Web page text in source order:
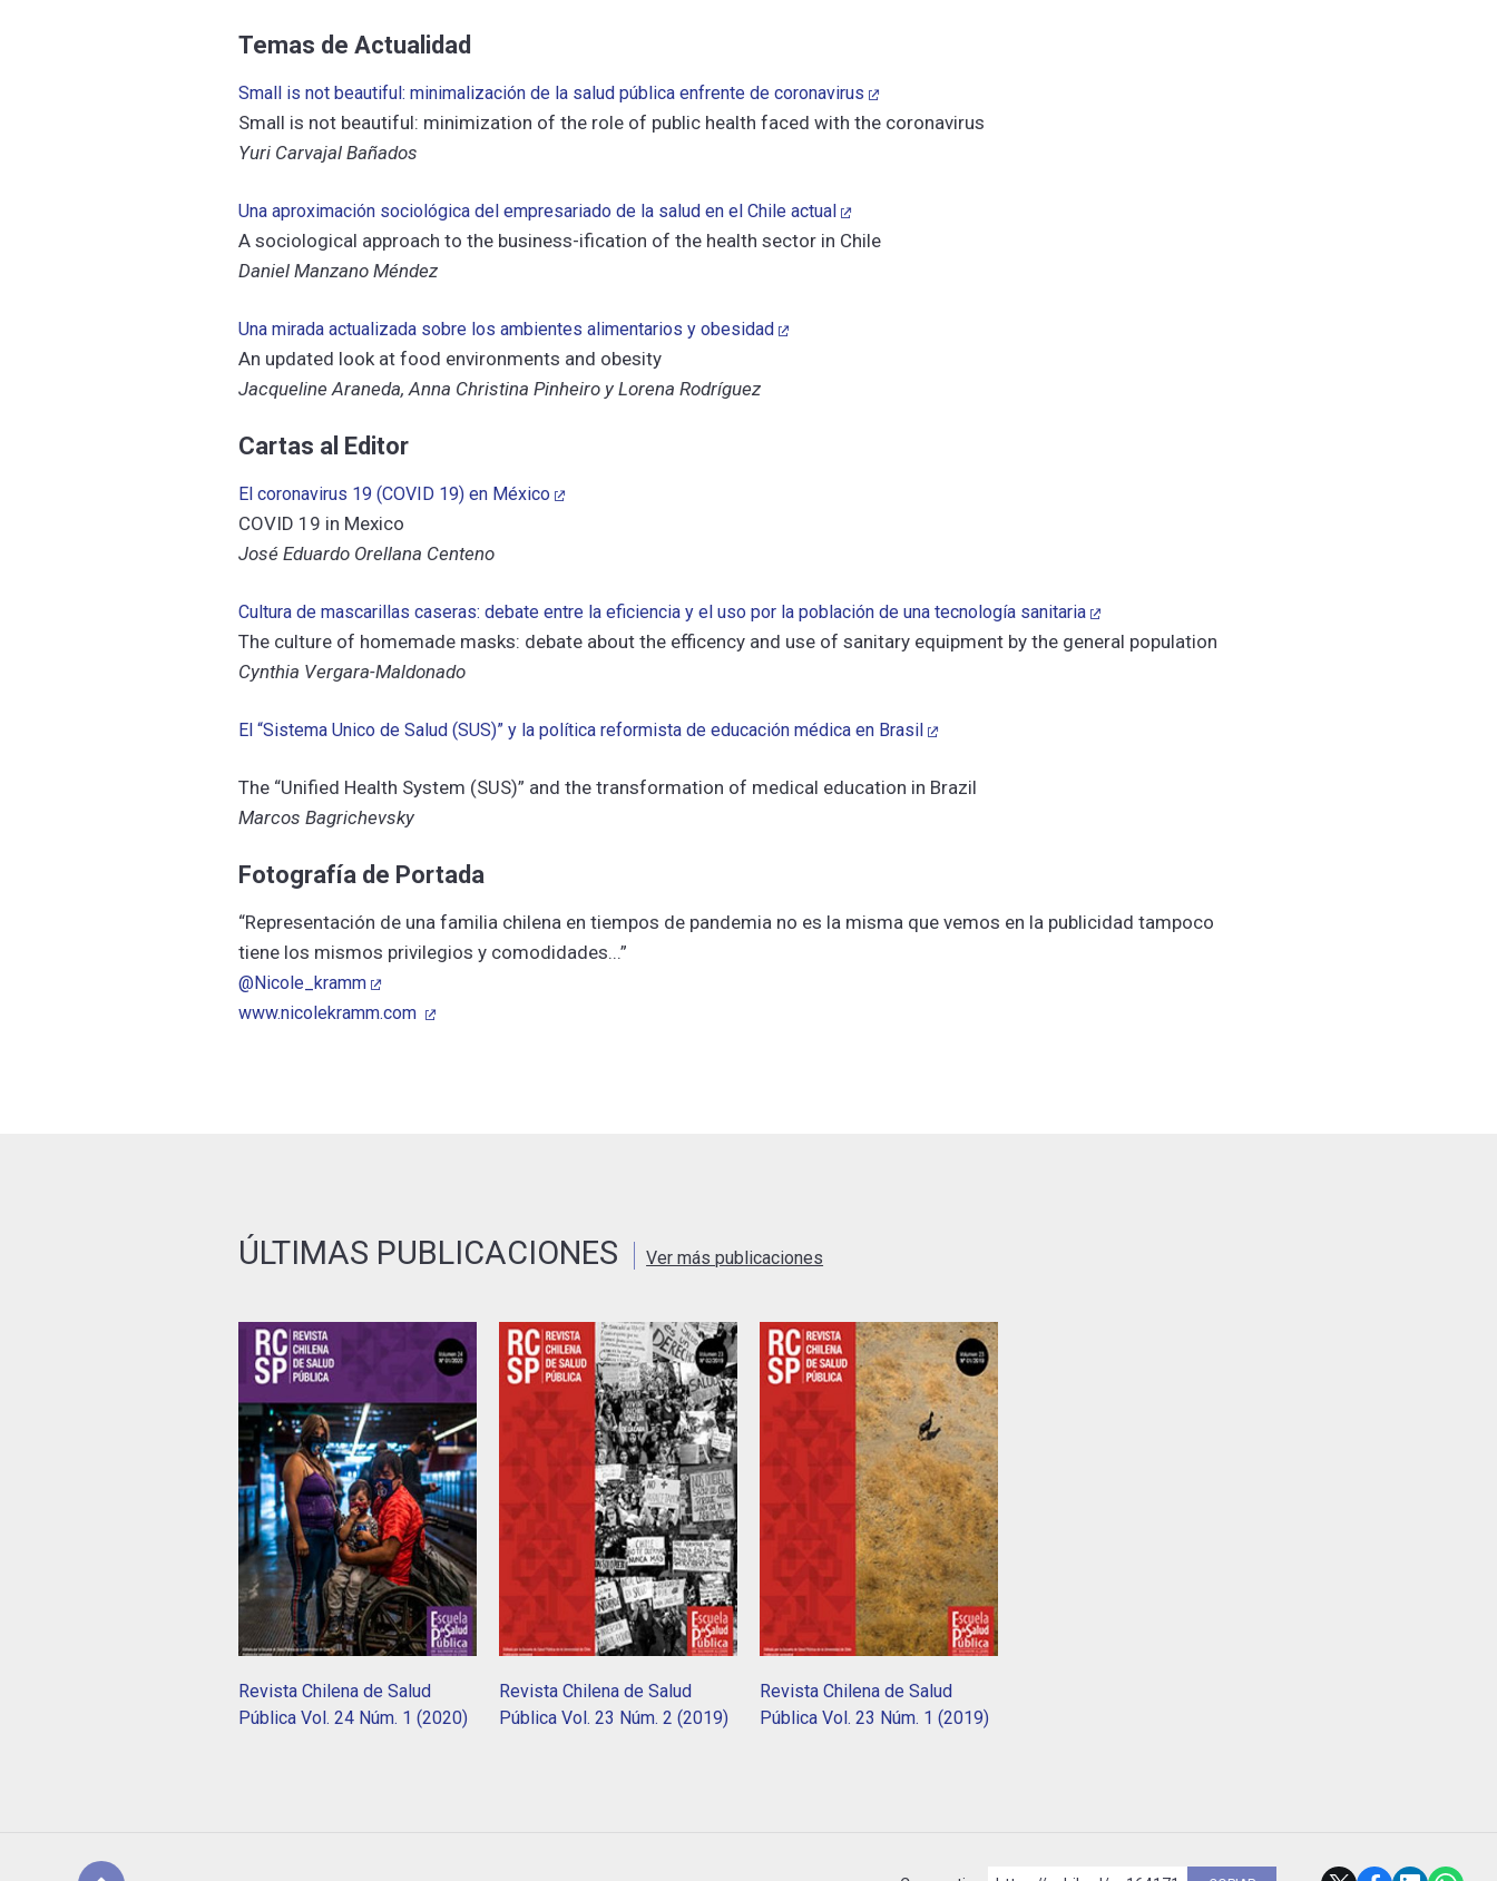
Temas de Actualidad
Small is not beautiful: minimalización de la salud pública enfrente de coronavirus
Small is not beautiful: minimization of the role of public health faced with the coronavirus
Yuri Carvajal Bañados
Una aproximación sociológica del empresariado de la salud en el Chile actual
A sociological approach to the business-ification of the health sector in Chile
Daniel Manzano Méndez
Una mirada actualizada sobre los ambientes alimentarios y obesidad
An updated look at food environments and obesity
Jacqueline Araneda, Anna Christina Pinheiro y Lorena Rodríguez
Cartas al Editor
El coronavirus 19 (COVID 19) en México
COVID 19 in Mexico
José Eduardo Orellana Centeno
Cultura de mascarillas caseras: debate entre la eficiencia y el uso por la población de una tecnología sanitaria
The culture of homemade masks: debate about the efficency and use of sanitary equipment by the general population
Cynthia Vergara-Maldonado
El “Sistema Unico de Salud (SUS)” y la política reformista de educación médica en Brasil
The “Unified Health System (SUS)” and the transformation of medical education in Brazil
Marcos Bagrichevsky
Fotografía de Portada
“Representación de una familia chilena en tiempos de pandemia no es la misma que vemos en la publicidad tampoco
tiene los mismos privilegios y comodidades...”
@Nicole_kramm
www.nicolekramm.com
ÚLTIMAS PUBLICACIONES Ver más publicaciones
Revista Chilena de Salud
Pública Vol. 24 Núm. 1 (2020)
Revista Chilena de Salud
Pública Vol. 23 Núm. 2 (2019)
Revista Chilena de Salud
Pública Vol. 23 Núm. 1 (2019)